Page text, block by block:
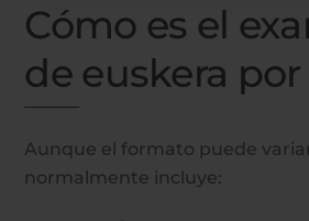
Cómo es el
de euskera
Aunque el formato puede
normalmente incluye: